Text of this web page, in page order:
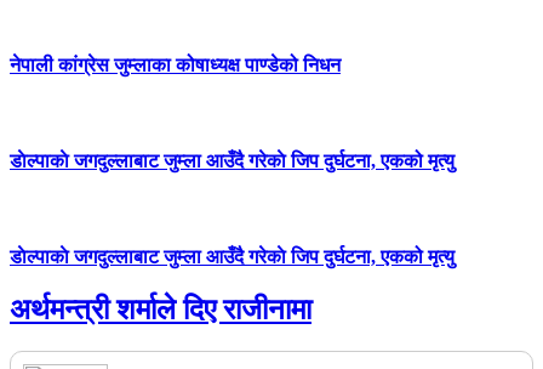
नेपाली कांग्रेस जुम्लाका कोषाध्यक्ष पाण्डेको निधन
डाेल्पाकाे जगदुल्लाबाट जुम्ला आउँदै गरेकाे जिप दुर्घटना, एकको मृत्यु
डाेल्पाकाे जगदुल्लाबाट जुम्ला आउँदै गरेकाे जिप दुर्घटना, एकको मृत्यु
अर्थमन्त्री शर्माले दिए राजीनामा